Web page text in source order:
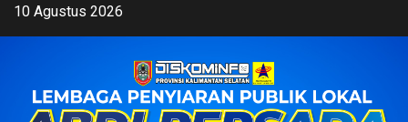
Skip10 Agustus 2026